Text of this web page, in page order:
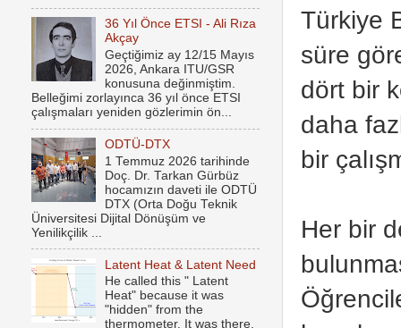
Türkiye
süre
dört bir
daha
bir
Her bir
36 Yıl Önce ETSI - Ali Rıza
Akçay
Geçtiğimiz ay 12/15 Mayıs
2026, Ankara ITU/GSR
konusuna değinmiştim.
Belleğimi zorlayınca 36 yıl önce ETSI
çalışmaları yeniden gözlerimin ön...
ODTÜ-DTX
1 Temmuz 2026 tarihinde
Doç. Dr. Tarkan Gürbüz
hocamızın daveti ile ODTÜ
DTX (Orta Doğu Teknik
Üniversitesi Dijital Dönüşüm ve
Yenilikçilik ...
Latent Heat & Latent Need
He called this " Latent
Heat" because it was
"hidden" from the
thermometer. It was there,